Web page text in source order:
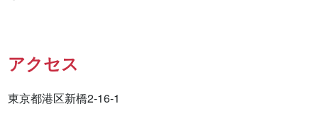
アクセス
東京都港区新橋2-16-1